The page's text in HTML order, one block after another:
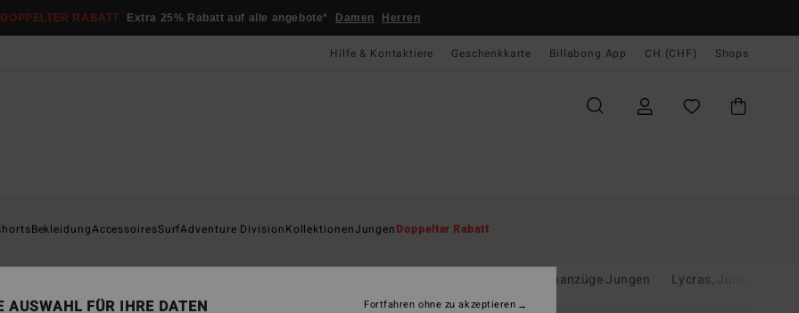
DOPPELTER RABATT Extra 25% Rabatt auf alle angebote* Damen Herren
Hilfe & Kontaktiere Geschenkkarte Billabong App CH (CHF) Shops
BekleidungAccessoiresSurfAdventure DivisionKollektionenJungenDoppelter Rabatt
Neoprenanzüge Jungen Lycras, Jungen
AUSWAHL FÜR IHRE DATEN Fortfahren ohne zu akzeptieren